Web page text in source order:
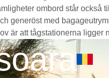
ombord står också
generöst med
är att tågstationerna ligger